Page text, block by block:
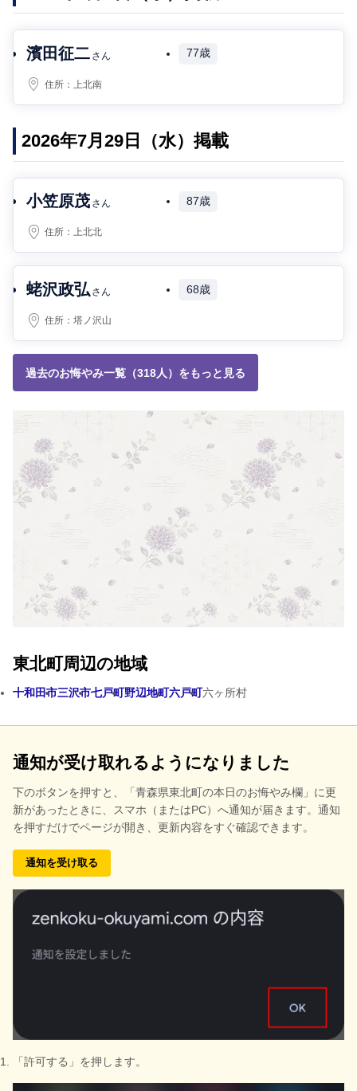
濱田征二 さん 77歳
住所： 上北南
2026年7月29日（水）掲載
小笠原茂 さん 87歳
住所：上北北
蛯沢政弘 さん 68歳
住所：塔ノ沢山
過去のお悔やみ一覧（318人）をもっと見る
東北町周辺の地域
十和田市三沢市七戸町野辺地町六戸町六ヶ所村
通知が受け取れるようになりました
下のボタンを押すと、
「青森県東北町の本日のお悔やみ欄」に更
新があったときに、スマホ（またはPC）へ通知が届きます。通知
を押すだけでページが開き、更新内容をすぐ確認できます。
通知を受け取る
「許可する」を押します。